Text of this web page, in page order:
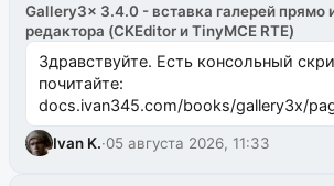
Gallery3x 3.4.0 - вставка галерей прямо
редактора (CKEditor и TinyMCE RTE)
Здравствуйте. Есть консольный
почитайте:
docs.ivan345.com/books/gallery3x/
ms2galleryphp
Ivan K.·05 августа 2026, 11:33